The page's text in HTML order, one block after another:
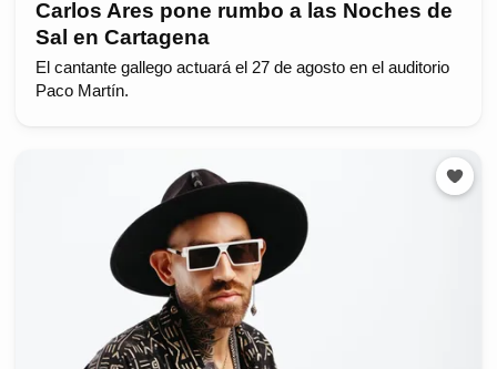
Carlos Ares pone rumbo a las Noches de
Sal en Cartagena
El cantante gallego actuará el 27 de agosto en el auditorio
Paco Martín.